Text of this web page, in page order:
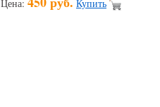
Цена: Купить